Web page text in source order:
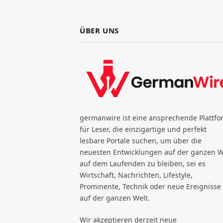
ÜBER UNS
germanwire ist eine ansprechende
für Leser, die einzigartige und perfekt
lesbare Portale suchen, um über die
neuesten Entwicklungen auf der ganzen
auf dem Laufenden zu bleiben, sei es
Wirtschaft, Nachrichten, Lifestyle,
Prominente, Technik oder neue Ereignisse
auf der ganzen Welt.
Wir akzeptieren derzeit neue